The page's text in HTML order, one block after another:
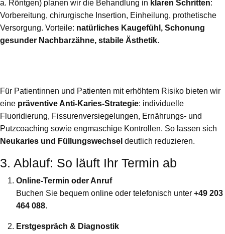
a. Röntgen) planen wir die Behandlung in klaren Schritten:
Vorbereitung, chirurgische Insertion, Einheilung, prothetische
Versorgung. Vorteile: natürliches Kaugefühl, Schonung
gesunder Nachbarzähne, stabile Ästhetik.
Für Patientinnen und Patienten mit erhöhtem Risiko bieten wir
eine präventive Anti-Karies-Strategie: individuelle
Fluoridierung, Fissurenversiegelungen, Ernährungs- und
Putzcoaching sowie engmaschige Kontrollen. So lassen sich
Neukaries und Füllungswechsel deutlich reduzieren.
3. Ablauf: So läuft Ihr Termin ab
Online-Termin oder Anruf
Buchen Sie bequem online oder telefonisch unter +49 203
464 088.
Erstgespräch & Diagnostik